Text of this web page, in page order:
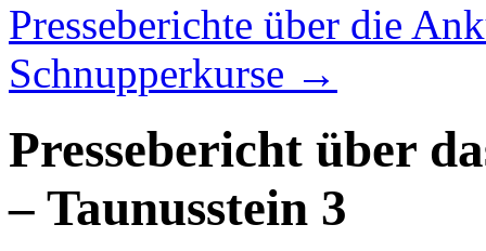
Presseberichte über die
Schnupperkurse →
Pressebericht über
– Taunusstein 3